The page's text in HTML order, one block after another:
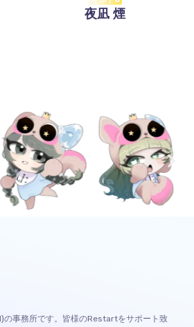
夜凪 煙
の事務所です。皆様のRestartをサポート致